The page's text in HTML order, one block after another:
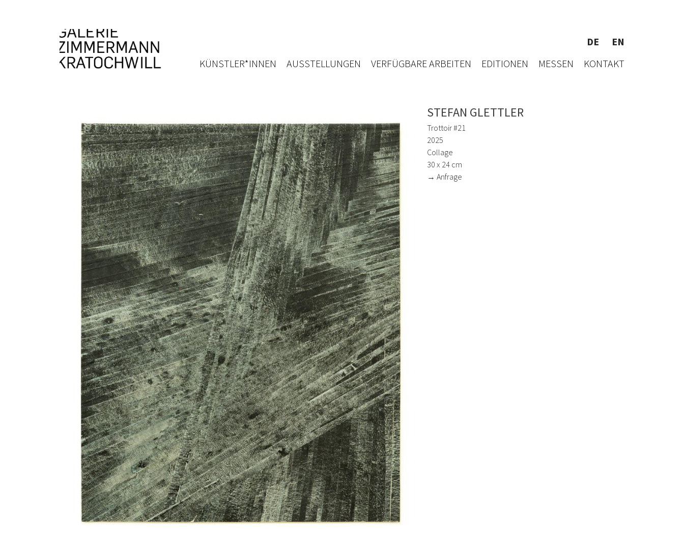
DE
EN
KÜNSTLER*INNEN
AUSSTELLUNGEN VERFÜGBARE ARBEITEN EDITIONEN MESSEN KONTAKT
STEFAN GLETTLER
Trottoir #21
2025
Collage
30 x 24 cm
→ Anfrage